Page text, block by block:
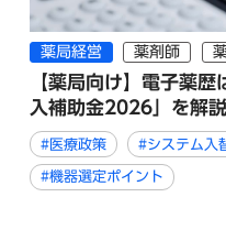
薬局経営 薬剤師
【薬局向け】電子薬
入補助金2026」を解説
#医療政策 #システム入
#機器選定ポイント